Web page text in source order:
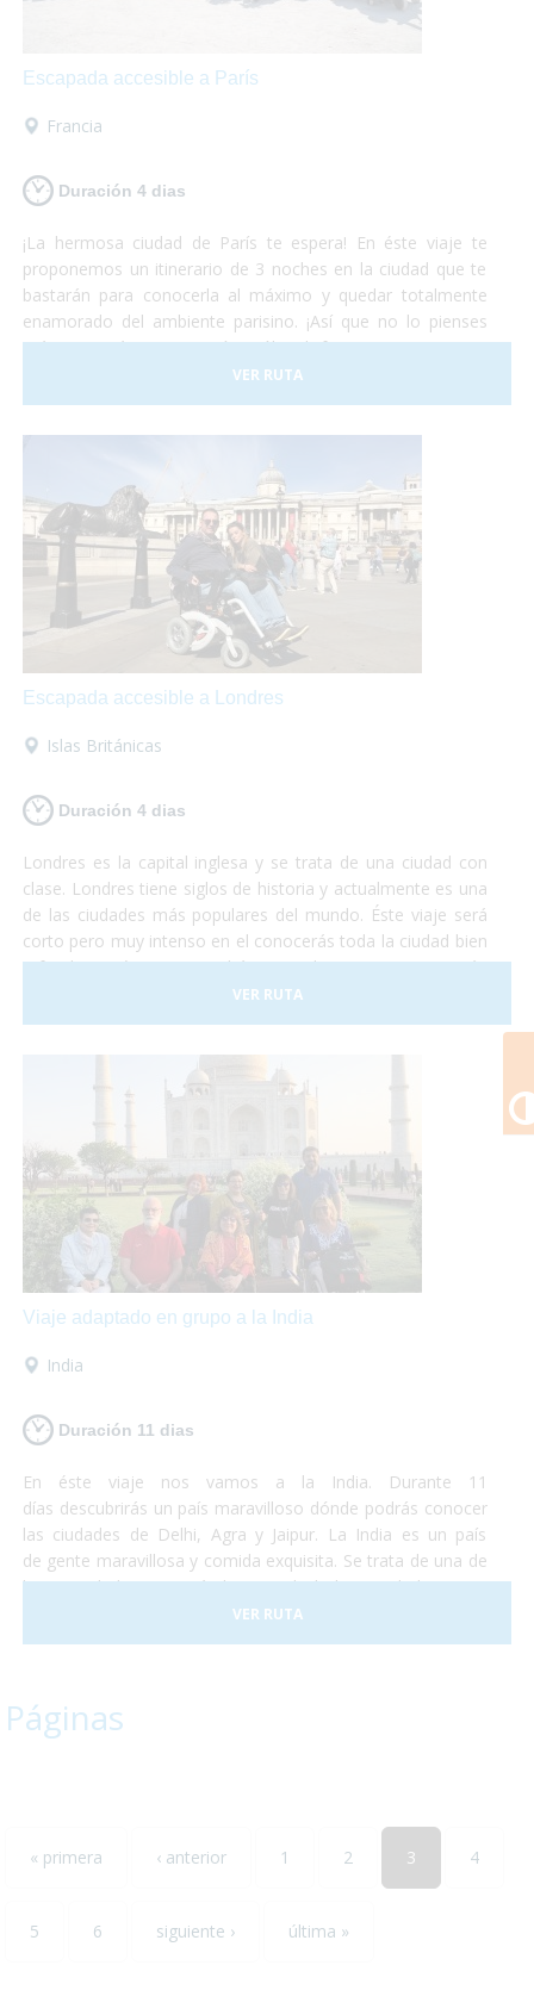
Escapada accesible a París
Francia
Duración 4 dias
¡La hermosa ciudad de París te espera! En éste viaje te
proponemos un itinerario de 3 noches en la ciudad que te
bastarán para conocerla al máximo y quedar totalmente
enamorado del ambiente parisino. ¡Así que no lo pienses
más y escápate a París! Sólo disfruta, nosotros nos
VER RUTA
Escapada accesible a Londres
Islas Británicas
Duración 4 dias
Londres es la capital inglesa y se trata de una ciudad con
clase. Londres tiene siglos de historia y actualmente es una
de las ciudades más populares del mundo. Éste viaje será
corto pero muy intenso en el conocerás toda la ciudad bien
a fondo. En éste viaje podrás visitar los monumentos más
emblemáticos como el Big Ben o la Torre de Londres y
adentrarte en la cultura local conociendo los barrios de
de visitar los fantásticos museos que se encuentran en la
ciudad y destinar una tarde a disfrutar de un Afternoon Tea.
¡Londres te encantará! Así que escápate a la capital inglesa
y sólo preocúpate por disfrutar... ¡nosotros te lo
garantizamos!
VER RUTA
Viaje adaptado en grupo a la India
India
Duración 11 dias
En éste viaje nos vamos a la India. Durante 11
días descubrirás un país maravilloso dónde podrás conocer
las ciudades de Delhi, Agra y Jaipur. La India es un país
de gente maravillosa y comida exquisita. Se trata de una de
las sociedades con más historia de la humanidad y no te
perderás ni un detalle. No temas conocer un destino que se
saldrá por completo de lo que conocías y aventúrate a
que nos acompañes. ¡Te encantará!
VER RUTA
Páginas
« primera ‹ anterior 1 2 3 4
5 6 siguiente › última »